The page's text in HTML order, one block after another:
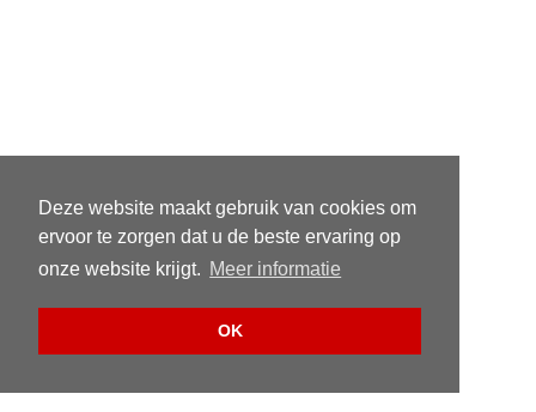
Deze website maakt gebruik van cookies om
ervoor te zorgen dat u de beste ervaring op
onze website krijgt. Meer informatie
OK